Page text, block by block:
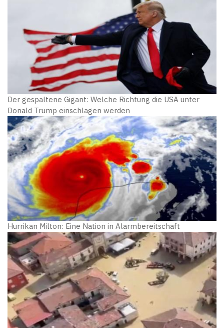
Der gespaltene Gigant: Welche Richtung die USA unter
Donald Trump einschlagen werden
Hurrikan Milton: Eine Nation in Alarmbereitschaft